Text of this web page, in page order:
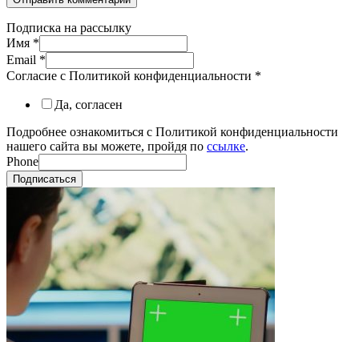
Подписка на рассылку
Имя *
Email *
Согласие с Политикой конфиденциальности *
Да, согласен
Подробнее ознакомиться с Политикой конфиденциальности
нашего сайта вы можете, пройдя по ссылке.
Phone
Подписаться